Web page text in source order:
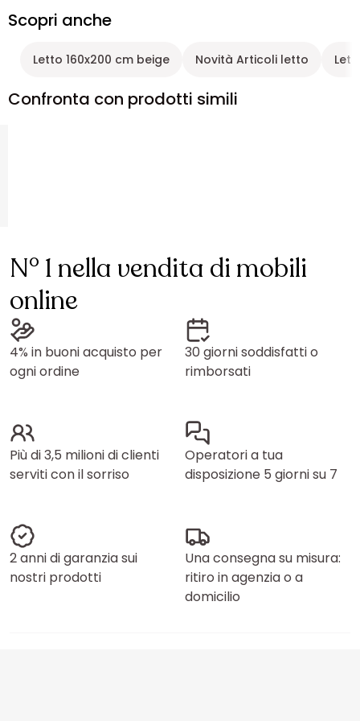
Scopri anche
Letto 160x200 cm beige Novità Articoli letto
Confronta con prodotti simili
N° 1 nella vendita di mobili
online
4% in buoni acquisto per
ogni ordine
30 giorni soddisfatti o
rimborsati
Più di 3,5 milioni di clienti
serviti con il sorriso
Operatori a tua
disposizione 5 giorni su 7
2 anni di garanzia sui
nostri prodotti
Una consegna su misura:
ritiro in agenzia o a
domicilio